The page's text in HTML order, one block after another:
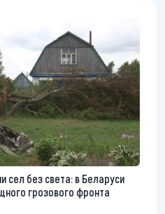
сел без света: в Беларуси
грозового фронта